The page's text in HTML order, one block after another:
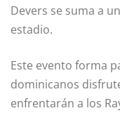
Devers se suma a
estadio.
Este evento forma
dominicanos
enfrentarán a los